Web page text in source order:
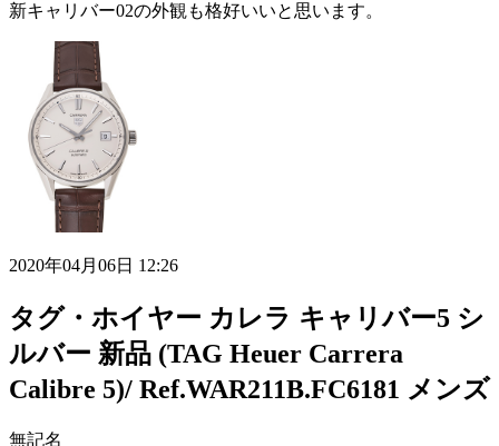
新キャリバー02の外観も格好いいと思います。
2020年04月06日 12:26
タグ・ホイヤー カレラ キャリバー5 シ
ルバー 新品 (TAG Heuer Carrera
Calibre 5)/ Ref.WAR211B.FC6181 メンズ
無記名